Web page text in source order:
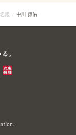
鑑 中川 謙佑